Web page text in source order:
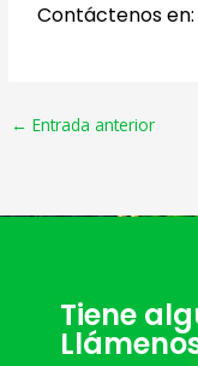
Contáctenos en:
← Entrada anterior
Tiene